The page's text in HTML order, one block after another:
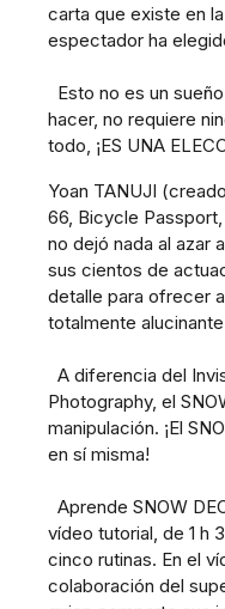
carta que existe en
espectador ha
Esto no es un
hacer, no requiere
todo, ¡ES UNA
Yoan TANUJI
66, Bicycle
no dejó nada al azar
sus cientos de
detalle para ofrecer
totalmente
A diferencia del
Photography, el
manipulación. ¡El
en sí misma!
Aprende SNOW
vídeo tutorial, de 1 h
cinco rutinas. En el
colaboración del